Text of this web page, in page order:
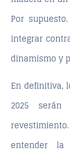
Por
integrar
dinamismo y
En definitiva,
2025
entender